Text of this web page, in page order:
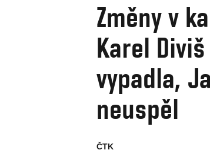
Změny v
Karel
vypadla,
neuspěl
ČTK